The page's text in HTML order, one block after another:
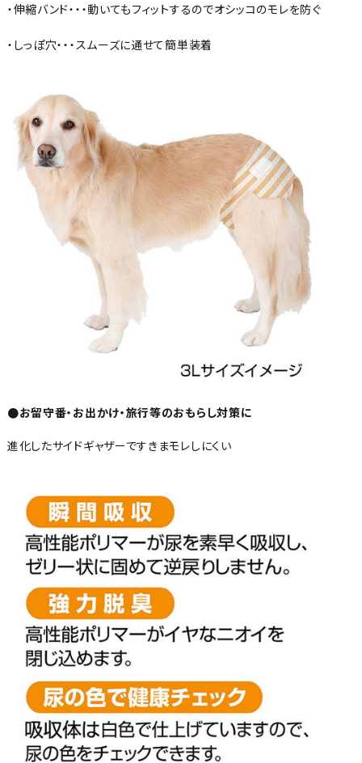
・伸縮バンド・・・動いてもフィットするのでオシッコのモレを防ぐ
・しっぽ穴・・・スムーズに通せて簡単装着
●お留守番・お出かけ・旅行等のおもらし対策に
進化したサイドギャザーですきまモレしにくい